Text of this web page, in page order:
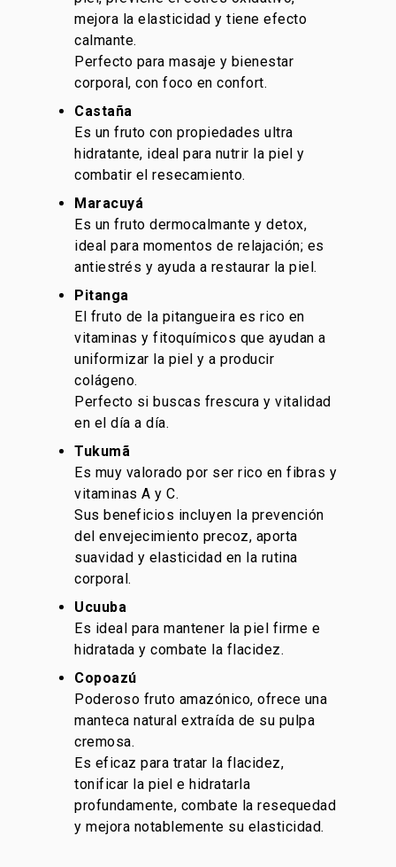
mejora la elasticidad y tiene efecto
calmante.
Perfecto para masaje y bienestar
corporal, con foco en confort.
Castaña
Es un fruto con propiedades ultra
hidratante, ideal para nutrir la piel y
combatir el resecamiento.
Maracuyá
Es un fruto dermocalmante y detox,
ideal para momentos de relajación; es
antiestrés y ayuda a restaurar la piel.
Pitanga
El fruto de la pitangueira es rico en
vitaminas y fitoquímicos que ayudan a
uniformizar la piel y a producir
colágeno.
Perfecto si buscas frescura y vitalidad
en el día a día.
Tukumã
Es muy valorado por ser rico en fibras y
vitaminas A y C.
Sus beneficios incluyen la prevención
del envejecimiento precoz, aporta
suavidad y elasticidad en la rutina
corporal.
Ucuuba
Es ideal para mantener la piel firme e
hidratada y combate la flacidez.
Copoazú
Poderoso fruto amazónico, ofrece una
manteca natural extraída de su pulpa
cremosa.
Es eficaz para tratar la flacidez,
tonificar la piel e hidratarla
profundamente, combate la resequedad
y mejora notablemente su elasticidad.